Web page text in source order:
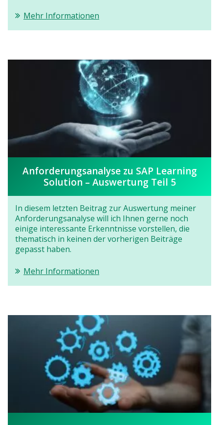
Mehr Informationen
Anforderungsanalyse zu SAP Learning
Solution – Auswertung Teil 5
In diesem letzten Beitrag zur Auswertung meiner
Anforderungsanalyse will ich Ihnen gerne noch
einige interessante Erkenntnisse vorstellen, die
thematisch in keinen der vorherigen Beiträge
gepasst haben.
Mehr Informationen